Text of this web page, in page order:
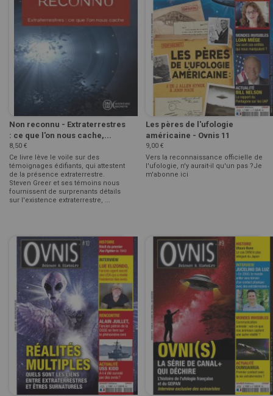
Non reconnu - Extraterrestres
: ce que l'on nous cache,...
8,50 €
Ce livre lève le voile sur des
témoignages édifiants, qui attestent
de la présence extraterrestre.
Steven Greer et ses témoins nous
fournissent de surprenants détails
sur l'existence extraterrestre, ...
Les pères de l'ufologie
américaine - Ovnis 11
9,00 €
Vers la reconnaissance officielle de
l'ufologie, n'y aurait-il qu'un pas ?Je
m'abonne ici